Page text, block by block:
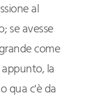
al
se avesse
come
la
qua c'è da